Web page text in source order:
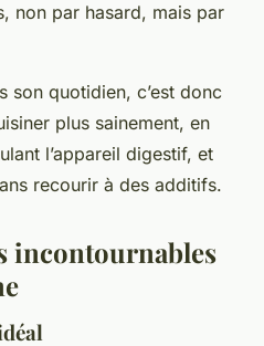
non par hasard, mais par
son quotidien, c’est donc
plus sainement, en
l’appareil digestif, et
recourir à des additifs.
incontournables